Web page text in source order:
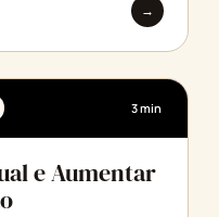
→
3 min
e Aumentar